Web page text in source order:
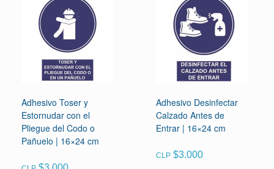
Adhesivo Toser y
Estornudar con el
Pliegue del Codo o
Pañuelo | 16×24 cm
Adhesivo Desinfectar
Calzado Antes de
Entrar | 16×24 cm
CLP $3.000